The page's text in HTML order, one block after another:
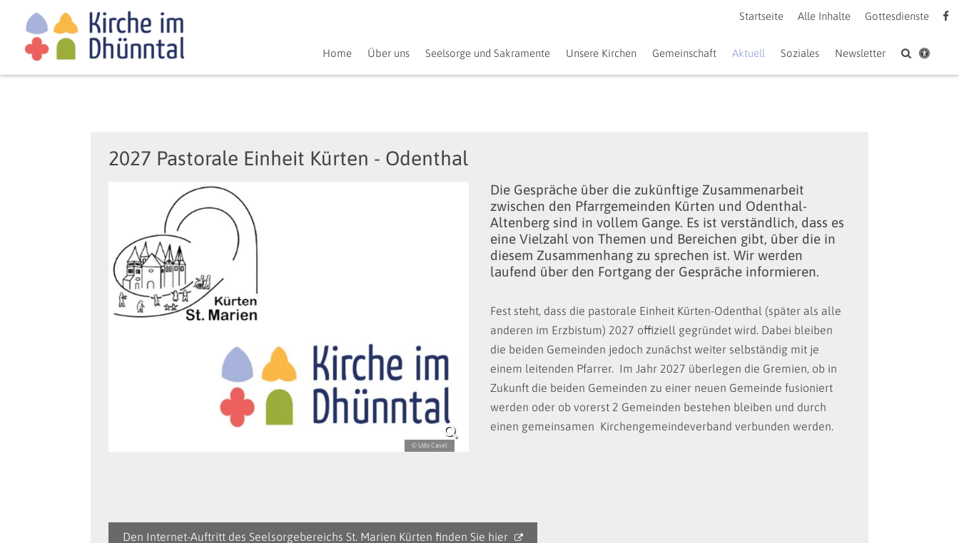
Startseite Alle Inhalte Gottesdienste
Home Über uns Seelsorge und Sakramente Unsere Kirchen Gemeinschaft Aktuell Soziales Newsletter
2027 Pastorale Einheit Kürten - Odenthal
© Udo Casel
Die Gespräche über die zukünftige Zusammenarbeit
zwischen den Pfarrgemeinden Kürten und Odenthal-
Altenberg sind in vollem Gange. Es ist verständlich, dass es
eine Vielzahl von Themen und Bereichen gibt, über die in
diesem Zusammenhang zu sprechen ist. Wir werden
laufend über den Fortgang der Gespräche informieren.
Fest steht, dass die pastorale Einheit Kürten-Odenthal (später als alle
anderen im Erzbistum) 2027 offiziell gegründet wird. Dabei bleiben
die beiden Gemeinden jedoch zunächst weiter selbständig mit je
einem leitenden Pfarrer. Im Jahr 2027 überlegen die Gremien, ob in
Zukunft die beiden Gemeinden zu einer neuen Gemeinde fusioniert
werden oder ob vorerst 2 Gemeinden bestehen bleiben und durch
einen gemeinsamen Kirchengemeindeverband verbunden werden.
Den Internet-Auftritt des Seelsorgebereichs St. Marien Kürten finden Sie hier